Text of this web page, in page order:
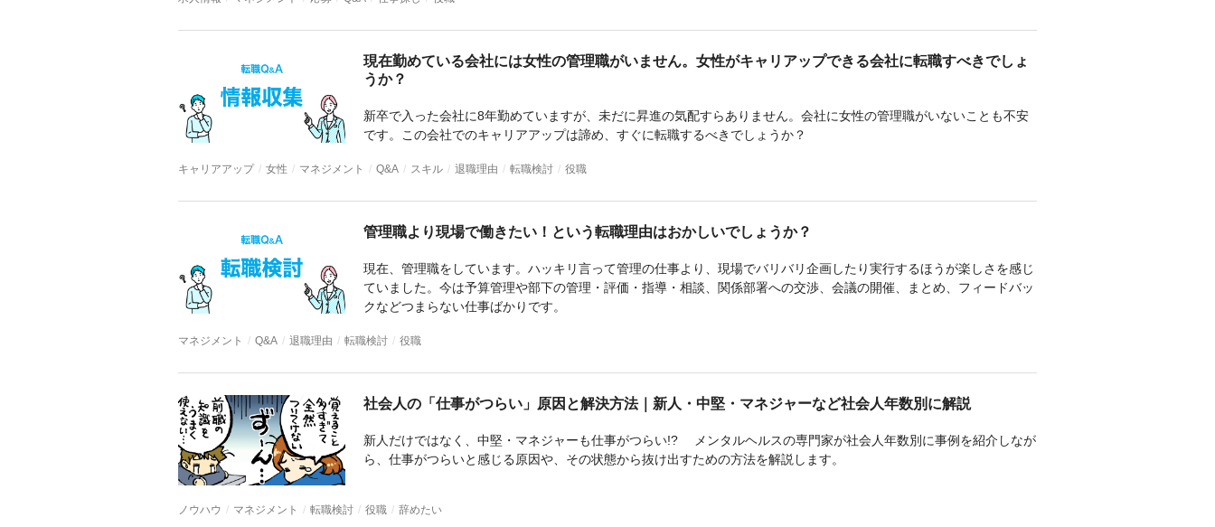
キャリアアップ 女性 マネジメント Q&A スキル 退職理由 転職検討 役職
マネジメント Q&A 退職理由 転職検討 役職
ノウハウ マネジメント 転職検討 役職 辞めたい